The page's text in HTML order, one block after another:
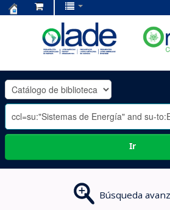
OLADE
-
Ir
Búsqueda